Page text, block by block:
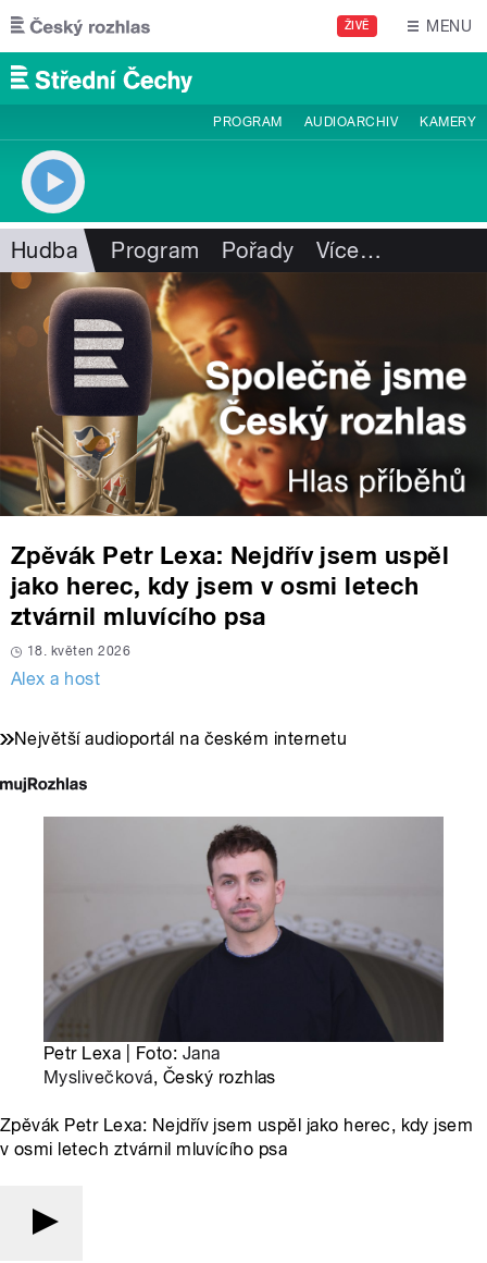
Přejít k hlavnímu obsahu
ŽIVĚ MENU
PROGRAM AUDIOARCHIV KAMERY
Hudba Program Pořady Více…
Zpěvák Petr Lexa: Nejdřív jsem uspěl
jako herec, kdy jsem v osmi letech
ztvárnil mluvícího psa
18. květen 2026
Alex a host
Největší audioportál na českém internetu
Petr Lexa | Foto: Jana
Myslivečková, Český rozhlas
Zpěvák Petr Lexa: Nejdřív jsem uspěl jako herec, kdy jsem
v osmi letech ztvárnil mluvícího psa